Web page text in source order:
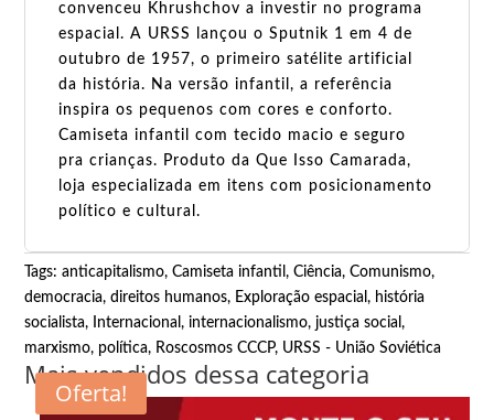
convenceu Khrushchov a investir no programa
espacial. A URSS lançou o Sputnik 1 em 4 de
outubro de 1957, o primeiro satélite artificial
da história. Na versão infantil, a referência
inspira os pequenos com cores e conforto.
Camiseta infantil com tecido macio e seguro
pra crianças. Produto da Que Isso Camarada,
loja especializada em itens com posicionamento
político e cultural.
Tags:anticapitalismo,Camiseta infantil,Ciência,Comunismo,
democracia,direitos humanos, Exploração espacial, história
socialista, Internacional, internacionalismo, justiça social,
marxismo, política, Roscosmos CCCP, URSS - União Soviética
Mais vendidos dessa categoria
Oferta!